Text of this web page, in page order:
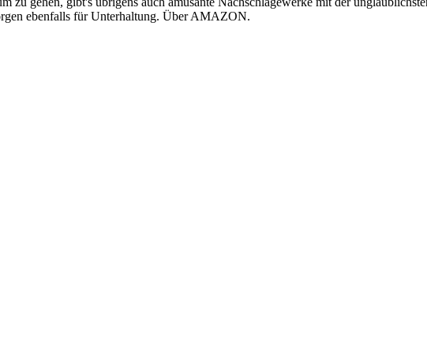
ebenfalls für Unterhaltung. Über AMAZON.